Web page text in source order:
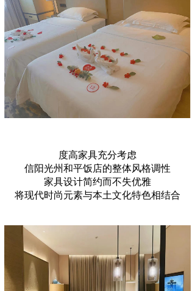
度高家具充分考虑
信阳光州和平饭店的整体风格调性
家具设计简约而不失优雅
将现代时尚元素与本土文化特色相结合